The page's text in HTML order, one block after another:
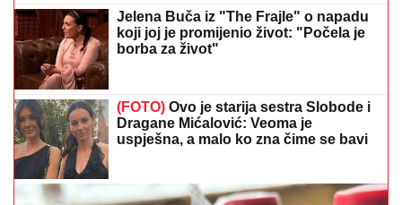
Jelena Buča iz "The Frajle" o napadu
koji joj je promijenio život: "Počela je
borba za život"
(FOTO) Ovo je starija sestra Slobode i
Dragane Mićalović: Veoma je
uspješna, a malo ko zna čime se bavi